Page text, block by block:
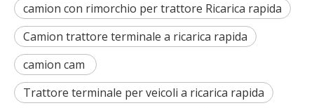
camion con rimorchio per trattore Ricarica rapida
Camion trattore terminale a ricarica rapida
camion cam
Trattore terminale per veicoli a ricarica rapida